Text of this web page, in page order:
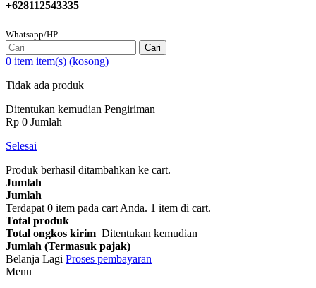
+628112543335
Whatsapp/HP
Cari
0 item item(s) (kosong)
Tidak ada produk
Ditentukan kemudian Pengiriman
Rp‎ 0 Jumlah
Selesai
Produk berhasil ditambahkan ke cart.
Jumlah
Jumlah
Terdapat 0 item pada cart Anda. 1 item di cart.
Total produk
Total ongkos kirim Ditentukan kemudian
Jumlah (Termasuk pajak)
Belanja Lagi Proses pembayaran
Menu